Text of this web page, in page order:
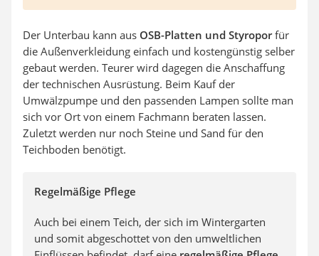
Der Unterbau kann aus OSB-Platten und Styroporfür
die Außenverkleidung einfach und kostengünstig selber
gebaut werden. Teurer wird dagegen die Anschaffung
der technischen Ausrüstung. Beim Kauf der
Umwälzpumpe und den passenden Lampen sollte man
sich vor Ort von einem Fachmann beraten lassen.
Zuletzt werden nur noch Steine und Sand für den
Teichboden benötigt.
Regelmäßige Pflege
Auch bei einem Teich, der sich im Wintergarten
und somit abgeschottet von den umweltlichen